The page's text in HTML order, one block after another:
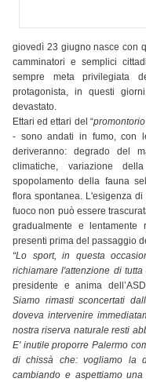
giovedì 23 giugno nasce con
camminatori e semplici
sempre meta privilegiata
protagonista, in questi
devastato.
Ettari ed ettari del “
- sono andati in fumo, con
deriveranno: degrado del
climatiche, variazione
spopolamento della fauna
flora spontanea. L'esigenza
fuoco non può essere
gradualmente e
presenti prima del passaggio
“Lo sport, in questa
richiamare l'attenzione di
presidente e anima
Siamo rimasti sconcertati
doveva intervenire
nostra riserva naturale resti
E' inutile proporre Palermo
di chissà che: vogliamo la
cambiando e aspettiamo